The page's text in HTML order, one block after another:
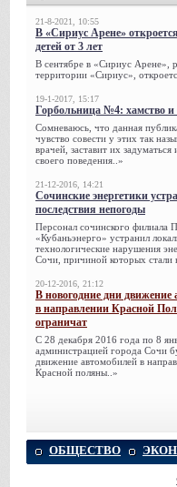
21-8-2021, 10:55
В «Сириус Арене»
детей от 3 лет
В сентябре в «Сириус Арене»,
территории «Сириус»,
19-1-2017, 15:17
Горбольница №4: хамство и
Сомневаюсь, что данная
чувство совести у этих так
врачей, заставит их задуматься
своего поведения..»
21-12-2016, 14:21
Сочинские энергетики
последствия непогоды
Персонал сочинского филиала
«Кубаньэнерго» устранил
технологические нарушения
Сочи, при­чиной которых стали
20-12-2016, 21:12
В новогодние дни движение
в направлении Красной
ограничат
С 28 декабря 2016 года по 8
администрацией города Сочи
движение автомобилей в
Красной поляны..»
ОБЩЕСТВО